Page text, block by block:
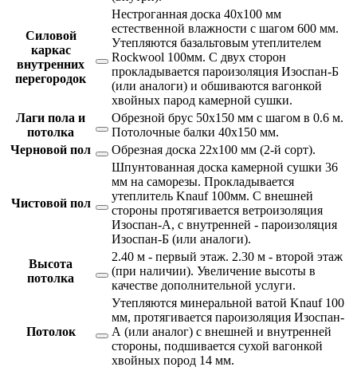
Силовой
каркас
внутренних
перегородок
Нестроганная доска 40х100 мм
естественной влажности с шагом 600 мм.
Утепляются базальтовым утеплителем
Rockwool 100мм. С двух сторон
прокладывается пароизоляция Изоспан-Б
(или аналоги) и обшиваются вагонкой
хвойных парод камерной сушки.
Лаги пола и
потолка
Обрезной брус 50х150 мм с шагом в 0.6 м.
Потолочные балки 40х150 мм.
Черновой пол
Обрезная доска 22х100 мм (2-й сорт).
Чистовой пол
Шпунтованная доска камерной сушки 36
мм на саморезы. Прокладывается
утеплитель Knauf 100мм. С внешней
стороны протягивается ветроизоляция
Изоспан-А, с внутренней - пароизоляция
Изоспан-Б (или аналоги).
Высота
потолка
2.40 м - первый этаж. 2.30 м - второй этаж
(при наличии). Увеличение высоты в
качестве дополнительной услуги.
Потолок
Утепляются минеральной ватой Knauf 100
мм, протягивается пароизоляция Изоспан-
А (или аналог) с внешней и внутренней
стороны, подшивается сухой вагонкой
хвойных пород 14 мм.